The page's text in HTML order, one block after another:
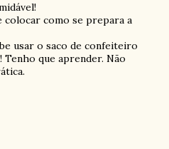
colocar como se prepara a
usar o saco de confeiteiro
Tenho que aprender. Não